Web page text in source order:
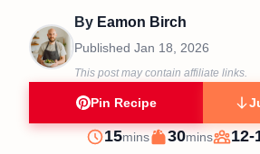
By Eamon Birch
Published Jan 18, 2026
This post may contain affiliate links.
Pin Recipe
Prep
15minutes
mins
Cook
30minutes
mins 12-